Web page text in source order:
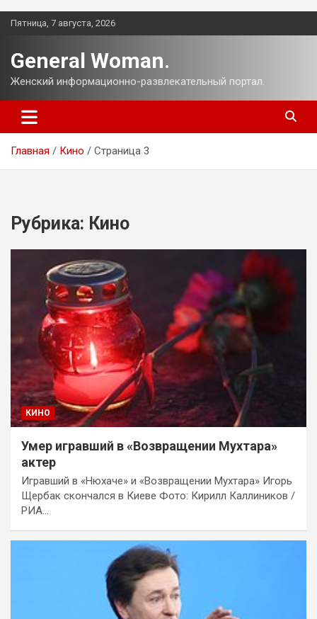
Перейти
Пятница, 7 августа, 2026
General Woman.
Женский информационно-развлекательный портал.
Главная Кино Страница 3
Рубрика: Кино
КИНО
Умер игравший в «Возвращении Мухтара»
актер
Игравший в «Нюхаче» и «Возвращении Мухтара» Игорь
Щербак скончался в Киеве Фото: Кирилл Каллиников /
РИА…